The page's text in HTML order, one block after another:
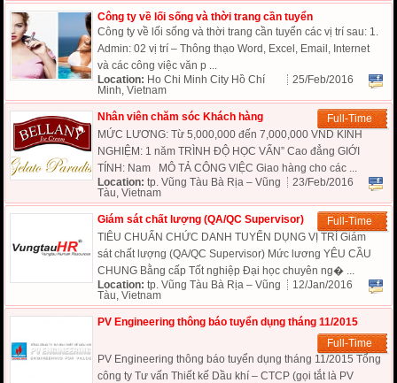
Công ty về lối sống và thời trang cần tuyển
Công ty về lối sống và thời trang cần tuyển các vị trí sau: 1.
Admin: 02 vị trí – Thông thạo Word, Excel, Email, Internet
và các công việc văn p ...
Location: Ho Chi Minh City Hồ Chí
Minh, Vietnam
25/Feb/2016
Nhân viên chăm sóc Khách hàng
Full-Time
MỨC LƯƠNG: Từ 5,000,000 đến 7,000,000 VND KINH
NGHIỆM: 1 năm TRÌNH ĐỘ HỌC VẤN” Cao đẳng GIỚI
TÍNH: Nam MÔ TẢ CÔNG VIỆC Giao hàng cho các ...
Location: tp. Vũng Tàu Bà Rịa – Vũng
Tàu, Vietnam
23/Feb/2016
Giám sát chất lượng (QA/QC Supervisor)
Full-Time
TIÊU CHUẨN CHỨC DANH TUYỂN DỤNG VỊ TRÍ Giám
sát chất lượng (QA/QC Supervisor) Mức lương YÊU CẦU
CHUNG Bằng cấp Tốt nghiệp Đại học chuyên ng� ...
Location: tp. Vũng Tàu Bà Rịa – Vũng
Tàu, Vietnam
12/Jan/2016
PV Engineering thông báo tuyển dụng tháng 11/2015
Full-Time
PV Engineering thông báo tuyển dụng tháng 11/2015 Tổng
công ty Tư vấn Thiết kế Dầu khí – CTCP (gọi tắt là PV